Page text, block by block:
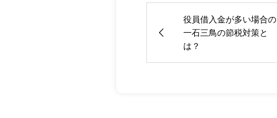
役員借入金が多い場合の
一石三鳥の節税対策と
は？